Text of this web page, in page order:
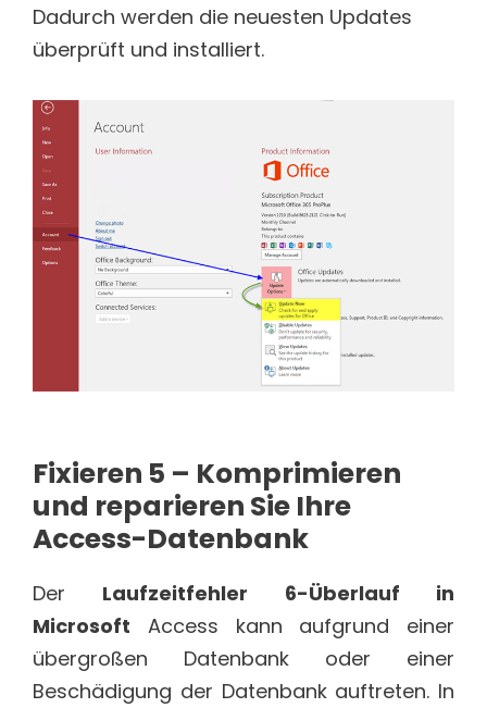
Dadurch werden die neuesten Updates
überprüft und installiert.
Fixieren 5 – Komprimieren
und reparieren Sie Ihre
Access-Datenbank
Der Laufzeitfehler 6-Überlauf in
Microsoft Access kann aufgrund einer
übergroßen Datenbank oder einer
Beschädigung der Datenbank auftreten. In